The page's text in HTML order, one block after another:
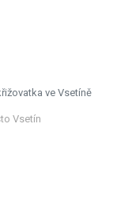
ve Vsetíně
Vsetín